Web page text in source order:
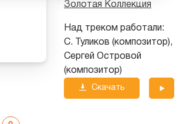
Золотая Коллекция
Над треком работали:
С. Туликов (композитор),
Сергей Островой
(композитор)
Скачать